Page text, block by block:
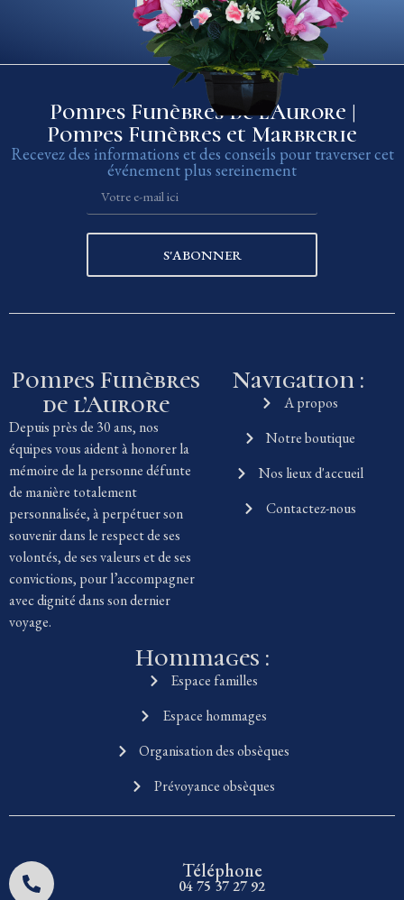
Pompes Funèbres de l’Aurore |
Pompes Funèbres et Marbrerie
Recevez des informations et des conseils pour traverser cet
événement plus sereinement
S'ABONNER
Pompes Funèbres
de l’Aurore
Depuis près de 30 ans, nos
équipes vous aident à honorer la
mémoire de la personne défunte
de manière totalement
personnalisée, à perpétuer son
souvenir dans le respect de ses
volontés, de ses valeurs et de ses
convictions, pour l’accompagner
avec dignité dans son dernier
voyage.
Navigation :
A propos
Notre boutique
Nos lieux d'accueil
Contactez-nous
Hommages :
Espace familles
Espace hommages
Organisation des obsèques
Prévoyance obsèques
Téléphone
04 75 37 27 92